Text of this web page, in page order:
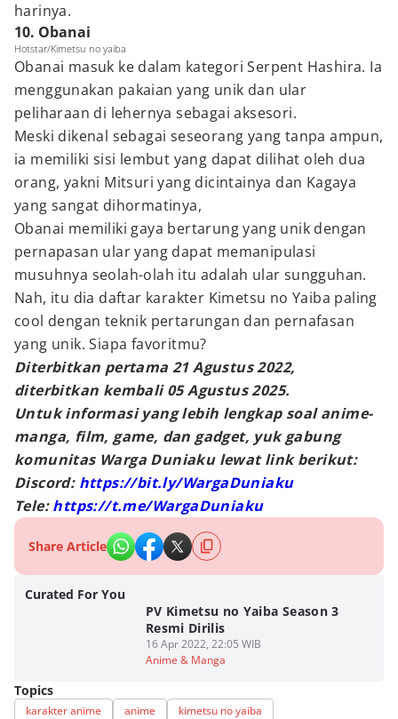
harinya.
10. Obanai
Hotstar/Kimetsu no yaiba
Obanai masuk ke dalam kategori Serpent Hashira. Ia
menggunakan pakaian yang unik dan ular
peliharaan di lehernya sebagai aksesori.
Meski dikenal sebagai seseorang yang tanpa ampun,
ia memiliki sisi lembut yang dapat dilihat oleh dua
orang, yakni Mitsuri yang dicintainya dan Kagaya
yang sangat dihormatinya,
Obanai memiliki gaya bertarung yang unik dengan
pernapasan ular yang dapat memanipulasi
musuhnya seolah-olah itu adalah ular sungguhan.
Nah, itu dia daftar karakter Kimetsu no Yaiba paling
cool dengan teknik pertarungan dan pernafasan
yang unik. Siapa favoritmu?
Diterbitkan pertama 21 Agustus 2022,
diterbitkan kembali 05 Agustus 2025.
Untuk informasi yang lebih lengkap soal anime-
manga, film, game, dan gadget, yuk gabung
komunitas Warga Duniaku lewat link berikut:
Discord: https://bit.ly/WargaDuniaku
Tele:https://t.me/WargaDuniaku
Share Article
Curated For You
PV Kimetsu no Yaiba Season 3
Resmi Dirilis
16 Apr 2022, 22:05 WIB
Anime & Manga
Topics
karakter anime anime
kimetsu no yaiba